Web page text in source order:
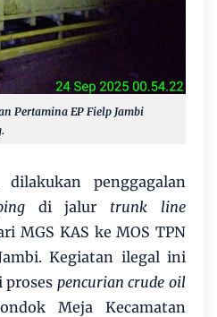
Pertamina EP Fielp Jambi
penggagalan
di jalur trunk line
MGS KAS ke MOS TPN
Kegiatan ilegal ini
proses pencurian crude oil
Meja Kecamatan